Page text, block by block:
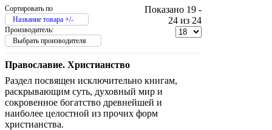
Сортировать по
Название товара +/-
Производитель:
Выбрать производителя
Показано 19 -
24 из 24
Православие. Христианство
Раздел посвящен исключительно книгам,
раскрывающим суть, духовный мир и
сокровенное богатство древнейшей и
наиболее целостной из прочих форм
христианства.